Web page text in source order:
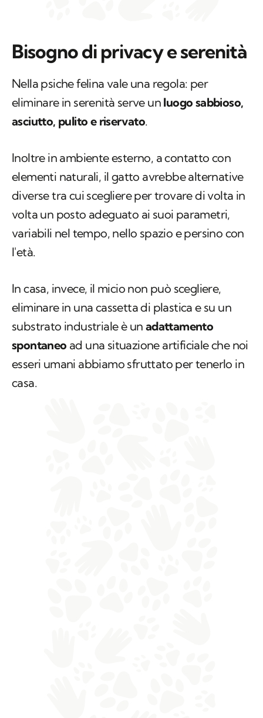
Bisogno di privacy e serenità
Nella psiche felina vale una regola: per
eliminare in serenità serve un luogo sabbioso,
asciutto, pulito e riservato.
Inoltre in ambiente esterno, a contatto con
elementi naturali, il gatto avrebbe alternative
diverse tra cui scegliere per trovare di volta in
volta un posto adeguato ai suoi parametri,
variabili nel tempo, nello spazio e persino con
l'età.
In casa, invece, il micio non può scegliere,
eliminare in una cassetta di plastica e su un
substrato industriale è un adattamento
spontaneo ad una situazione artificiale che noi
esseri umani abbiamo sfruttato per tenerlo in
casa.